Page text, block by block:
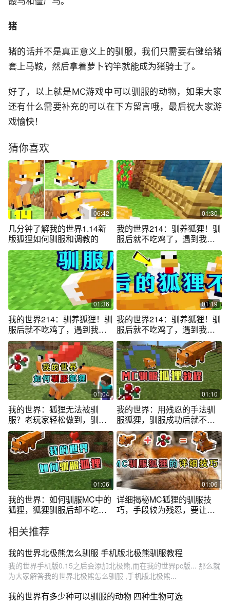
猪
猪的话并不是真正意义上的驯服，我们只需要右键给猪
套上马鞍，然后拿着萝卜钓竿就能成为猪骑士了。
好了，以上就是MC游戏中可以驯服的动物，如果大家
还有什么需要补充的可以在下方留言哦，最后祝大家游
戏愉快！
猜你喜欢
06:42
几分钟了解我的世界1.14新
版狐狸如何驯服和调教的
01:30
我的世界214：驯养狐狸！驯
服后就不吃鸡了，遇到我也
不会逃窜！-1 #我的世界
01:36
我的世界214：驯养狐狸！驯
服后就不吃鸡了，遇到我也
不会逃窜！-3 #我的世界
01:19
我的世界214：驯养狐狸！驯
服后就不吃鸡了，遇到我也
不会逃窜！-2 #我的世界
01:04
我的世界：狐狸无法被驯
服？老玩家轻松做到，驯服
后不再吃肉
01:10
我的世界：用残忍的手法驯
服狐狸，驯服成功后就不会
吃鸡了！
01:06
我的世界：如何驯服MC中的
狐狸，狐狸驯服后却不吃肉
01:06
详细揭秘MC狐狸的驯服技
巧，手段较为残忍，要让它
相关推荐
我的世界北极熊怎么驯服 手机版北极熊驯服教程
我的世界手机版0.15之后会添加北极熊,而在我的世界pc版... 那么就
为大家解答我的世界北极熊怎么驯服 ,手机版北极熊...
我的世界有多少种可以驯服的动物 四种生物可选